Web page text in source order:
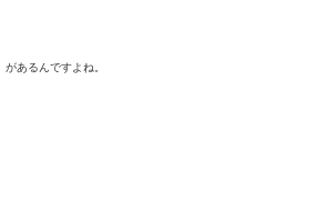
があるんですよね。